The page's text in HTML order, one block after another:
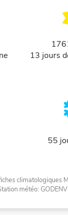
13 jours
55
climatologiques
météo: